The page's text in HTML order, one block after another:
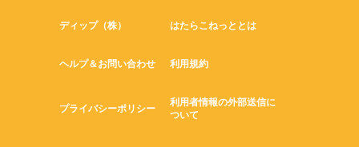
ディップ（株） はたらこねっととは
ヘルプ＆お問い合わせ 利用規約
プライバシーポリシー
利用者情報の外部送信に
ついて